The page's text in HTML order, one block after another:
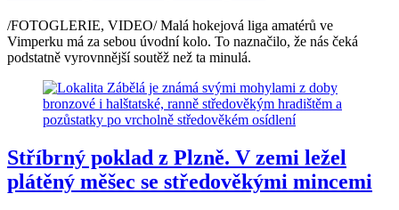
/FOTOGLERIE, VIDEO/ Malá hokejová liga amatérů ve
Vimperku má za sebou úvodní kolo. To naznačilo, že nás čeká
podstatně vyrovnnější soutěž než ta minulá.
Stříbrný poklad z Plzně. V zemi ležel
plátěný měšec se středověkými mincemi